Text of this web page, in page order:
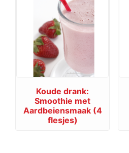
Koude drank:
Smoothie met
Aardbeiensmaak (4
flesjes)